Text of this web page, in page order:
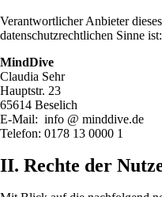
Verantwortlicher Anbieter
datenschutzrechtlichen Sinne ist:
MindDive
Claudia Sehr
Hauptstr. 23
65614 Beselich
E-Mail: info @ minddive.de
Telefon: 0178 13 0000 1
II. Rechte der